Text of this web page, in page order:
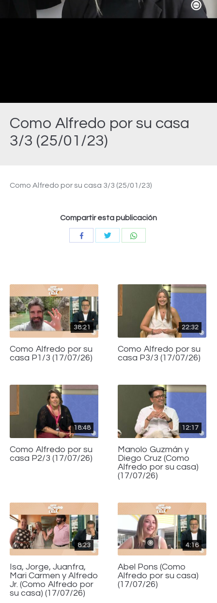
Como Alfredo por su casa
3/3 (25/01/23)
Video
Como Alfredo por su casa 3/3 (25/01/23)
Compartir esta publicación
CompartirCompartir
38:21
Como Alfredo por su
casa P1/3 (17/07/26)
22:32
Como Alfredo por su
casa P3/3 (17/07/26)
18:48
Como Alfredo por su
casa P2/3 (17/07/26)
12:17
Manolo Guzmán y
Diego Cruz (Como
Alfredo por su casa)
(17/07/26)
8:23
Isa, Jorge, Juanfra,
Mari Carmen y Alfredo
Jr. (Como Alfredo por
su casa) (17/07/26)
4:16
Abel Pons (Como
Alfredo por su casa)
(17/07/26)